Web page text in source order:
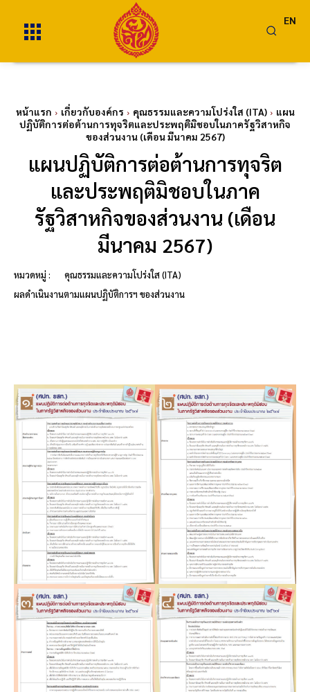
EN
หน้าแรก เกี่ยวกับองค์กร คุณธรรมและความโปร่งใส (ITA)
แผน
ปฏิบัติการต่อต้านการทุจริตและประพฤติมิชอบในภาครัฐวิสาหกิจ
ของส่วนงาน (เดือน มีนาคม 2567)
แผนปฏิบัติการต่อต้านการทุจริต
และประพฤติมิชอบในภาค
รัฐวิสาหกิจของส่วนงาน (เดือน
มีนาคม 2567)
หมวดหมู่ :
คุณธรรมและความโปร่งใส (ITA)
ผลดำเนินงานตามแผนปฏิบัติการฯ ของส่วนงาน